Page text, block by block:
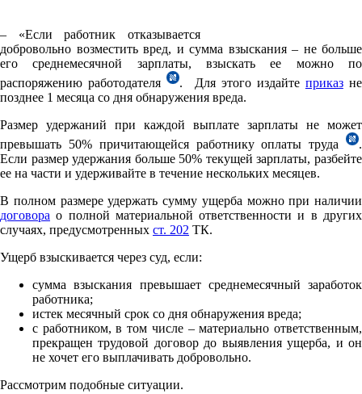
– «Если работник отказывается
добровольно возместить вред, и сумма взыскания – не больше
его среднемесячной зарплаты, взыскать ее можно по
распоряжению работодателя
. Для этого издайте приказне
позднее 1 месяца со дня обнаружения вреда.
Размер удержаний при каждой выплате зарплаты не может
превышать 50% причитающейся работнику оплаты труда
.
Если размер удержания больше 50% текущей зарплаты, разбейте
ее на части и удерживайте в течение нескольких месяцев.
В полном размере удержать сумму ущерба можно при наличии
договора о полной материальной ответственности и в других
случаях, предусмотренных ст. 202 ТК.
Ущерб взыскивается через суд, если:
сумма взыскания превышает среднемесячный заработок
работника;
истек месячный срок со дня обнаружения вреда;
с работником, в том числе – материально ответственным,
прекращен трудовой договор до выявления ущерба, и он
не хочет его выплачивать добровольно.
Рассмотрим подобные ситуации.